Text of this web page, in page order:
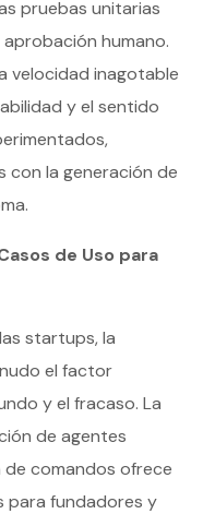
pruebas unitarias
humano.
velocidad inagotable
y el sentido
con la generación de
de Uso para
startups, la
el factor
y el fracaso. La
de agentes
de comandos ofrece
para fundadores y